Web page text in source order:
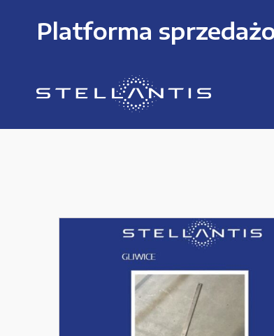
Platforma
Części zamienne do urządzeń i narzędzi
Maszyny i urządzenia produkcujne
Materiały budowlane